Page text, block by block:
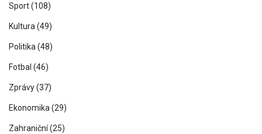
Sport(108)
Kultura (49)
Politika (48)
Fotbal (46)
Zprávy(37)
Ekonomika (29)
Zahraniční(25)